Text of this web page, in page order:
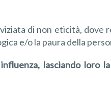
di non eticità, dove
e/o la paura della
lasciando loro